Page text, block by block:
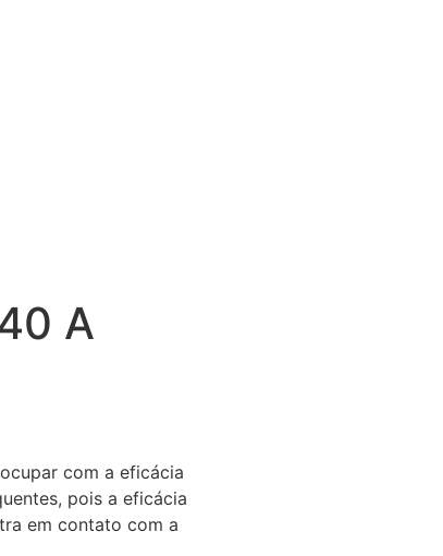
A
com a eficácia
pois a eficácia
em contato com a